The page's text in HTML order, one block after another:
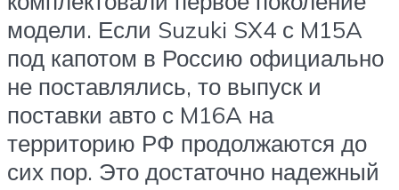
модели. Если Suzuki SX4 с M15A
под капотом в Россию официально
не поставлялись, то выпуск и
поставки авто с M16A на
территорию РФ продолжаются до
сих пор. Это достаточно надежный